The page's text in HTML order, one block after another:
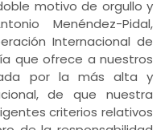
motivo de orgullo y
Menéndez-Pidal,
Internacional de
que ofrece a nuestros
por la más alta y
de que nuestra
criterios relativos